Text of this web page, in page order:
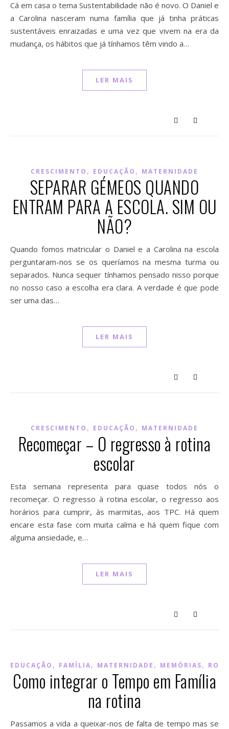
Cá em casa o tema Sustentabilidade não é novo. O Daniel e
a Carolina nasceram numa família que já tinha práticas
sustentáveis enraizadas e uma vez que vivem na era da
mudança, os hábitos que já tínhamos têm vindo a…
LER MAIS
CRESCIMENTO , EDUCAÇÃO , MATERNIDADE
SEPARAR GÉMEOS QUANDO
ENTRAM PARA A ESCOLA. SIM OU
NÃO?
Quando fomos matricular o Daniel e a Carolina na escola
perguntaram-nos se os queríamos na mesma turma ou
separados. Nunca sequer tínhamos pensado nisso porque
no nosso caso a escolha era clara. A verdade é que pode
ser uma das…
LER MAIS
CRESCIMENTO , EDUCAÇÃO , MATERNIDADE
Recomeçar – O regresso à rotina
escolar
Esta semana representa para quase todos nós o
recomeçar. O regresso à rotina escolar, o regresso aos
horários para cumprir, às marmitas, aos TPC. Há quem
encare esta fase com muita calma e há quem fique com
alguma ansiedade, e…
LER MAIS
EDUCAÇÃO , FAMÍLIA, MATERNIDADE , MEMÓRIAS,
Como integrar o Tempo em Família
na rotina
Passamos a vida a queixar-nos de falta de tempo mas se